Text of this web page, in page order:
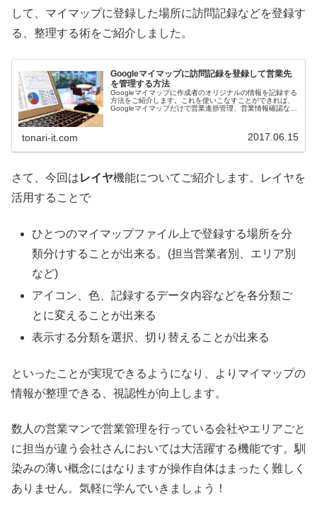
して、マイマップに登録した場所に訪問記録などを登録す
る、整理する術をご紹介しました。
Googleマイマップに訪問記録を登録して営業先
を管理する方法
Googleマイマップに作成者のオリジナルの情報を記録する
方法をご紹介します。これを使いこなすことができれば、
Googleマイマップだけで営業進捗管理、営業情報確認など
tonari-it.com 2017.06.15
さて、今回はレイヤ機能についてご紹介します。レイヤを
活用することで
ひとつのマイマップファイル上で登録する場所を分
類分けすることが出来る。(担当営業者別、エリア別
など)
アイコン、色、記録するデータ内容などを各分類ご
とに変えることが出来る
表示する分類を選択、切り替えることが出来る
といったことが実現できるようになり、よりマイマップの
情報が整理できる、視認性が向上します。
数人の営業マンで営業管理を行っている会社やエリアごと
に担当が違う会社さんにおいては大活躍する機能です。馴
染みの薄い概念にはなりますが操作自体はまったく難しく
ありません。気軽に学んでいきましょう！